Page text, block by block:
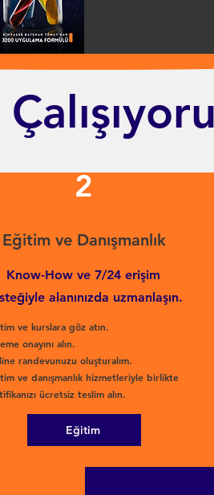
2
Eğitim ve Danışmanlık
Know-How ve 7/24 erişim
alanınızda uzmanlaşın.
ve kurslara göz atın.
onayını alın.
randevunuzu oluşturalım.
ve danışmanlık hizmetleriyle birlikte
ücretsiz teslim alın.
Eğitim